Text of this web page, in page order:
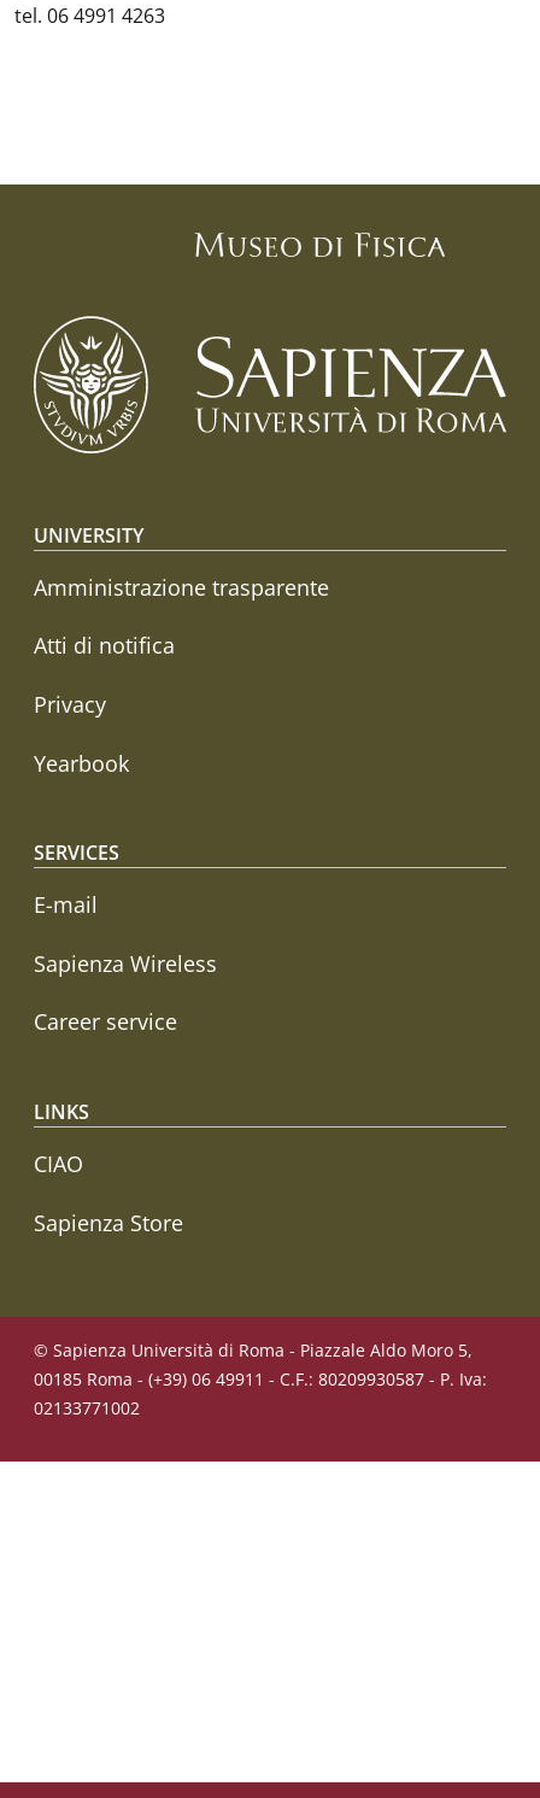
tel. 06 4991 4263
Footer menu
UNIVERSITY
Amministrazione trasparente
Atti di notifica
Privacy
Yearbook
SERVICES
E-mail
Sapienza Wireless
Career service
LINKS
CIAO
Sapienza Store
© Sapienza Università di Roma - Piazzale Aldo Moro 5,
00185 Roma - (+39) 06 49911 - C.F.: 80209930587 - P. Iva:
02133771002